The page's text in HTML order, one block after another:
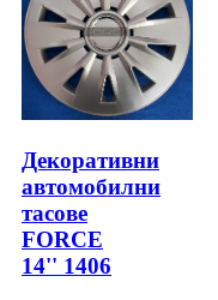
Декоративни
автомобилни
тасове
FORCE
14'' 1406